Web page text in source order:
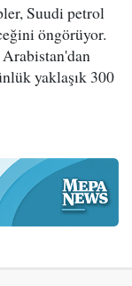
Suudi petrol
öngörüyor.
yaklaşık 300